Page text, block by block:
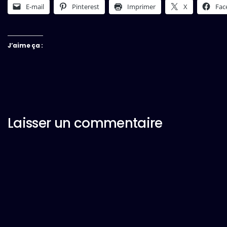
E-mail Pinterest Imprimer X
J’aime ça :
Laisser un commentaire